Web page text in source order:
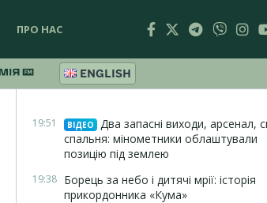
ПРО НАС
ENGLISH
19:51 ВІДЕО
Два запасні виходи, арсенал,
спальня: мінометники облаштували
позицію під землею
19:38 Борець за небо і дитячі мрії: історія
прикордонника «Кума»